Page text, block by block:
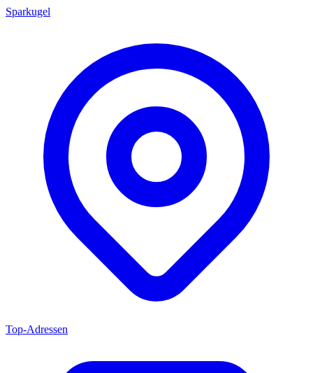
Sparkugel
Top-Adressen